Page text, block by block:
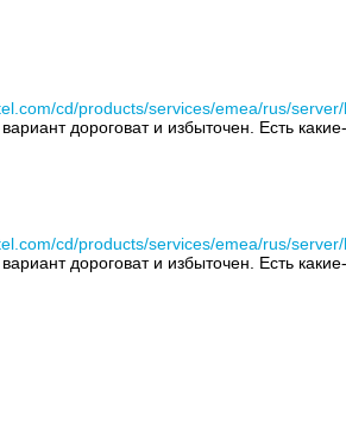
cd/products/services/emea/rus/
дороговат и избыточен. Есть
cd/products/services/emea/rus/
дороговат и избыточен. Есть